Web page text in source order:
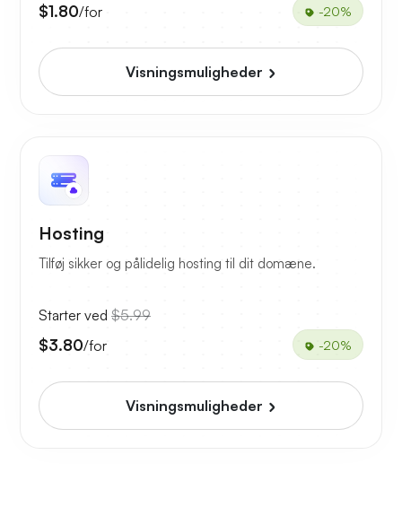
$1.80/for -20%
Visningsmuligheder
Hosting
Tilføj sikker og pålidelig hosting til dit domæne.
Starter ved $5.99
$3.80/for -20%
Visningsmuligheder